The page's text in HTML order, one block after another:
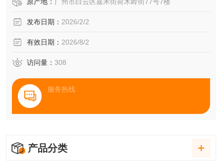
发布日期： 2026/2/2
有效日期： 2026/8/2
访问量： 308
服务热线
产品分类